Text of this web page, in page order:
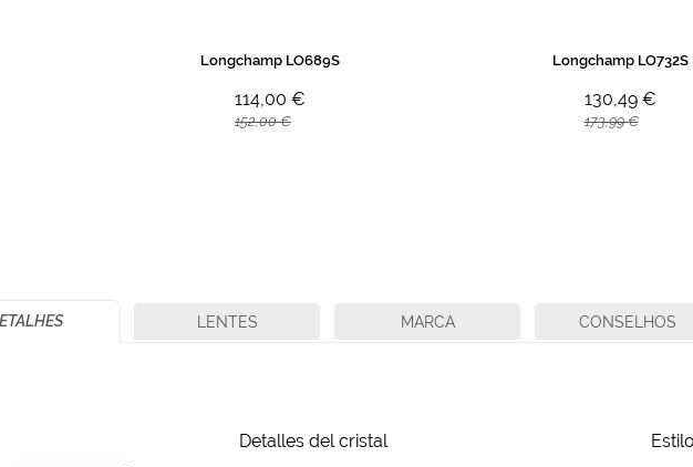
Longchamp LO689S
114,00 €
152,00 €
Longchamp LO732S
130,49 €
173,99 €
Detalles del cristal
LENTES MARCA CONSELHOS